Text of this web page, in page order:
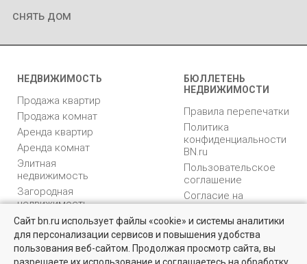
Недвижимость для бизнеса
Большой выбор актуальных объектов по выгодным ценам в
снять дом
НЕДВИЖИМОСТЬ
Продажа квартир
Продажа комнат
Аренда квартир
Аренда комнат
Элитная
недвижимость
Загородная
недвижимость
Коммерческая
недвижимость
БЮЛЛЕТЕНЬ
НЕДВИЖИМОСТИ
Правила перепечатки
Политика
конфиденциальности
BN.ru
Пользовательское
соглашение
Согласие на
распространение
персональных данных
Карта сайта
Медийная реклама
Сайт bn.ru использует файлы «cookie» и системы аналитики
для персонализации сервисов и повышения удобства
пользования веб-сайтом. Продолжая просмотр сайта, вы